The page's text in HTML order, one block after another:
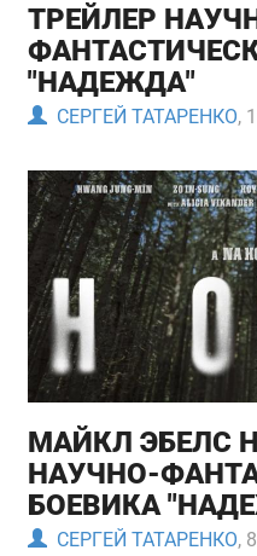
ТРЕЙЛЕР
"НАДЕЖДА"
СЕРГЕЙ ТАТАРЕНКО,
МАЙКЛ ЭБЕЛС
НАУЧНО-
БОЕВИКА
СЕРГЕЙ ТАТАРЕНКО,